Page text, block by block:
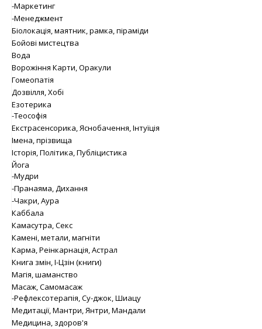
-Маркетинг
-Менеджмент
Біолокація, маятник, рамка, піраміди
Бойові мистецтва
Вода
Ворожіння Карти, Оракули
Гомеопатія
Дозвілля, Хобі
Езотерика
-Теософія
Екстрасенсорика, Яснобачення, Інтуїція
Імена, прізвища
Історія, Політика, Публіцистика
Йога
-Мудри
-Пранаяма, Дихання
-Чакри, Аура
Каббала
Камасутра, Секс
Камені, метали, магніти
Карма, Реінкарнація, Астрал
Книга змін, І-Цзін (книги)
Магія, шаманство
Масаж, Самомасаж
-Рефлексотерапія, Су-джок, Шиацу
Медитації, Мантри, Янтри, Мандали
Медицина, здоров'я